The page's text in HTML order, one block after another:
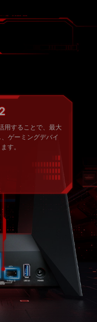
る
×4
ット回線を高速化
を構築できます。